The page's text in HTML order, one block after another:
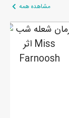
مشاهده همه